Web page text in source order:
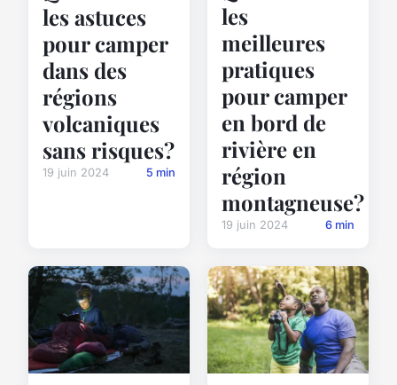
les astuces
pour camper
dans des
régions
volcaniques
sans risques?
19 juin 2024 5 min
les
meilleures
pratiques
pour camper
en bord de
rivière en
région
montagneuse?
19 juin 2024 6 min